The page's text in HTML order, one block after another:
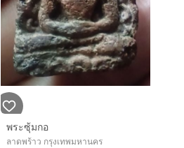
พระซุ้มกอ
ลาดพร้าว กรุงเทพมหานคร